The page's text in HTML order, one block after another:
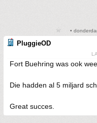
•
PluggieOD
Fort Buehring was ook
Die hadden al 5 miljard
Great succes.